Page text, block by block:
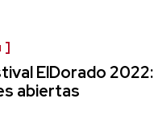
ElDorado 2022:
abiertas